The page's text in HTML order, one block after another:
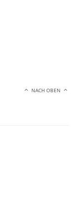
NACH OBEN